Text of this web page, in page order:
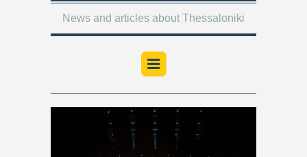
News and articles about Thessaloniki